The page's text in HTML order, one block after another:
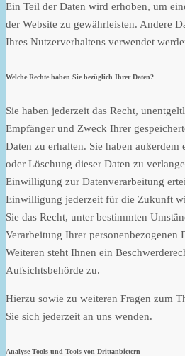
Ein Teil der Daten wird erhoben, um
der Website zu gewährleisten. Andere
Ihres Nutzerverhaltens verwendet
Welche Rechte haben Sie bezüglich Ihrer Daten?
Sie haben jederzeit das Recht,
Empfänger und Zweck Ihrer
Daten zu erhalten. Sie haben
oder Löschung dieser Daten zu
Einwilligung zur Datenverarbeitung
Einwilligung jederzeit für die Zukunft
Sie das Recht, unter bestimmten
Verarbeitung Ihrer personenbezogenen
Weiteren steht Ihnen ein
Aufsichtsbehörde zu.
Hierzu sowie zu weiteren Fragen zum
Sie sich jederzeit an uns wenden.
Analyse-Tools und Tools von Dritt­anbietern